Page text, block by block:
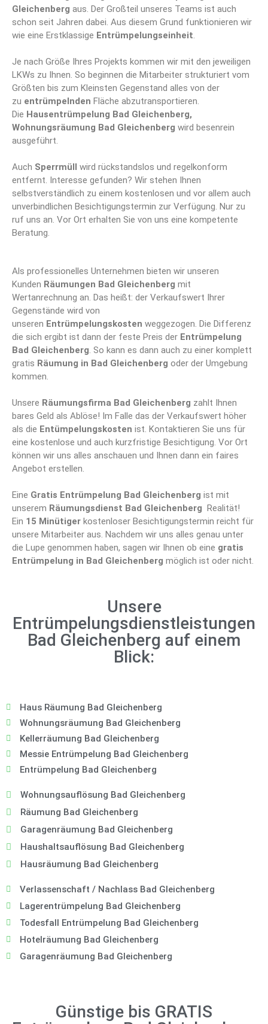
Gleichenberg aus. Der Großteil unseres Teams ist auch
schon seit Jahren dabei. Aus diesem Grund funktionieren wir
wie eine Erstklassige Entrümpelungseinheit.
Je nach Größe Ihres Projekts kommen wir mit den jeweiligen
LKWs zu Ihnen. So beginnen die Mitarbeiter strukturiert vom
Größten bis zum Kleinsten Gegenstand alles von der
zu entrümpelnden Fläche abzutransportieren.
Die Hausentrümpelung Bad Gleichenberg,
Wohnungsräumung Bad Gleichenberg wird besenrein
ausgeführt.
Auch Sperrmüll wird rückstandslos und regelkonform
entfernt. Interesse gefunden? Wir stehen Ihnen
selbstverständlich zu einem kostenlosen und vor allem auch
unverbindlichen Besichtigungstermin zur Verfügung. Nur zu
ruf uns an. Vor Ort erhalten Sie von uns eine kompetente
Beratung.
Als professionelles Unternehmen bieten wir unseren
Kunden Räumungen Bad Gleichenberg mit
Wertanrechnung an. Das heißt: der Verkaufswert Ihrer
Gegenstände wird von
unseren Entrümpelungskosten weggezogen. Die Differenz
die sich ergibt ist dann der feste Preis der Entrümpelung
Bad Gleichenberg. So kann es dann auch zu einer komplett
gratis Räumung in Bad Gleichenberg oder der Umgebung
kommen.
Unsere Räumungsfirma Bad Gleichenberg zahlt Ihnen
bares Geld als Ablöse! Im Falle das der Verkaufswert höher
als die Entümpelungskosten ist. Kontaktieren Sie uns für
eine kostenlose und auch kurzfristige Besichtigung. Vor Ort
können wir uns alles anschauen und Ihnen dann ein faires
Angebot erstellen.
Eine Gratis Entrümpelung Bad Gleichenberg ist mit
unserem Räumungsdienst Bad Gleichenberg Realität!
Ein 15 Minütiger kostenloser Besichtigungstermin reicht für
unsere Mitarbeiter aus. Nachdem wir uns alles genau unter
die Lupe genommen haben, sagen wir Ihnen ob eine gratis
Entrümpelung in Bad Gleichenberg möglich ist oder nicht.
Unsere
Entrümpelungsdienstleistungen
Bad Gleichenberg auf einem
Blick:
Haus Räumung Bad Gleichenberg
Wohnungsräumung Bad Gleichenberg
Kellerräumung Bad Gleichenberg
Messie Entrümpelung Bad Gleichenberg
Entrümpelung Bad Gleichenberg
Wohnungsauflösung Bad Gleichenberg
Räumung Bad Gleichenberg
Garagenräumung Bad Gleichenberg
Haushaltsauflösung Bad Gleichenberg
Hausräumung Bad Gleichenberg
Verlassenschaft / Nachlass Bad Gleichenberg
Lagerentrümpelung Bad Gleichenberg
Todesfall Entrümpelung Bad Gleichenberg
Hotelräumung Bad Gleichenberg
Garagenräumung Bad Gleichenberg
Günstige bis GRATIS